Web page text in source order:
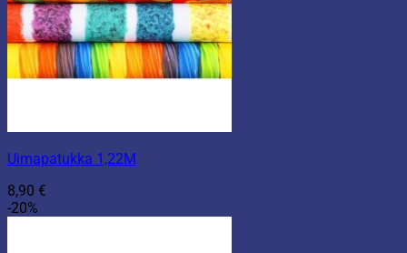
Uimapatukka 1,22M
8,90 €
-20%